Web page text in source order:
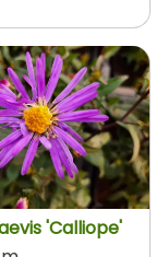
'Calliope'